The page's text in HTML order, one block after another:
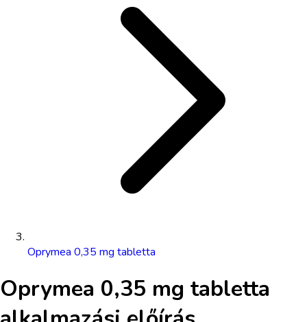
Oprymea 0,35 mg tabletta
Oprymea 0,35 mg tabletta